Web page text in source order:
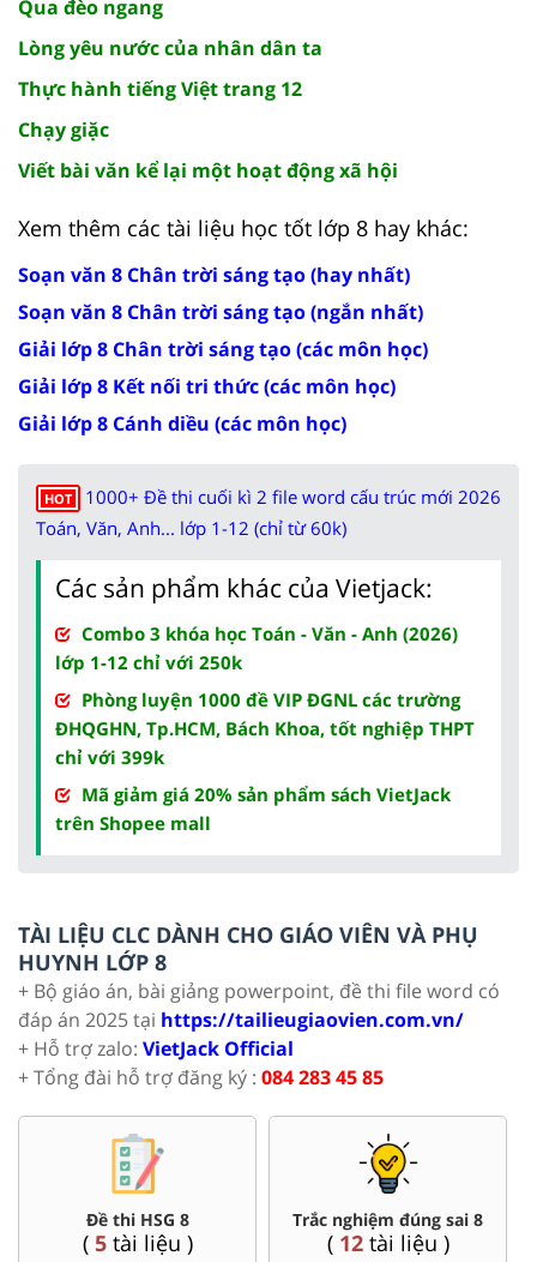
Qua đèo ngang
Lòng yêu nước của nhân dân ta
Thực hành tiếng Việt trang 12
Chạy giặc
Viết bài văn kể lại một hoạt động xã hội
Xem thêm các tài liệu học tốt lớp 8 hay khác:
Soạn văn 8 Chân trời sáng tạo (hay nhất)
Soạn văn 8 Chân trời sáng tạo (ngắn nhất)
Giải lớp 8 Chân trời sáng tạo (các môn học)
Giải lớp 8 Kết nối tri thức (các môn học)
Giải lớp 8 Cánh diều (các môn học)
HOT
1000+ Đề thi cuối kì 2 file word cấu trúc mới 2026
Toán, Văn, Anh... lớp 1-12 (chỉ từ 60k)
Các sản phẩm khác của Vietjack:
Combo 3 khóa học Toán - Văn - Anh (2026)
lớp 1-12 chỉ với 250k
Phòng luyện 1000 đề VIP ĐGNL các trường
ĐHQGHN, Tp.HCM, Bách Khoa, tốt nghiệp THPT
chỉ với 399k
Mã giảm giá 20% sản phẩm sách VietJack
trên Shopee mall
TÀI LIỆU CLC DÀNH CHO GIÁO VIÊN VÀ PHỤ
HUYNH LỚP 8
+ Bộ giáo án, bài giảng powerpoint, đề thi file word có
đáp án 2025 tại https://tailieugiaovien.com.vn/
+ Hỗ trợ zalo: VietJack Official
+ Tổng đài hỗ trợ đăng ký : 084 283 45 85
Đề thi HSG 8
( 5tài liệu )
Trắc nghiệm đúng sai 8
( 12tài liệu )